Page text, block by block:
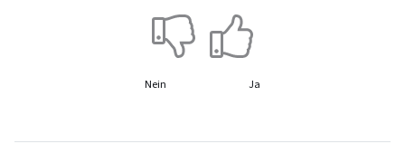
Nein Ja